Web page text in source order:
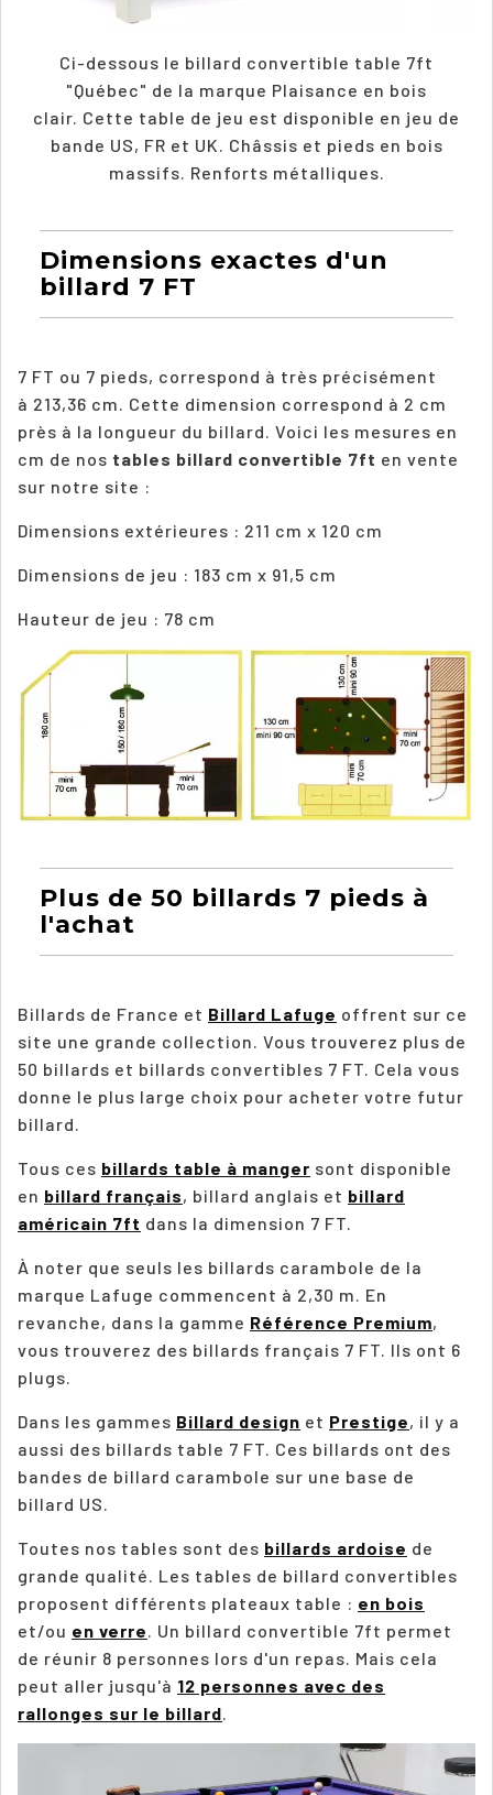
Ci-dessous le billard convertible table 7ft
"Québec" de la marque Plaisance en bois
clair. Cette table de jeu est disponible en jeu de
bande US, FR et UK. Châssis et pieds en bois
massifs. Renforts métalliques.
Dimensions exactes d'un
billard 7 FT
7 FT ou 7 pieds, correspond à très précisément
à 213,36 cm. Cette dimension correspond à 2 cm
près à la longueur du billard. Voici les mesures en
cm de nos tables billard convertible 7ft en vente
sur notre site :
Dimensions extérieures : 211 cm x 120 cm
Dimensions de jeu : 183 cm x 91,5 cm
Hauteur de jeu : 78 cm
Plus de 50 billards 7 pieds à
l'achat
Billards de France et Billard Lafuge offrent sur ce
site une grande collection. Vous trouverez plus de
50 billards et billards convertibles 7 FT. Cela vous
donne le plus large choix pour acheter votre futur
billard.
Tous ces billards table à manger sont disponible
en billard français, billard anglais et billard
américain 7ft dans la dimension 7 FT.
À noter que seuls les billards carambole de la
marque Lafuge commencent à 2,30 m. En
revanche, dans la gamme Référence Premium,
vous trouverez des billards français 7 FT. Ils ont 6
plugs.
Dans les gammes Billard design et Prestige, il y a
aussi des billards table 7 FT. Ces billards ont des
bandes de billard carambole sur une base de
billard US.
Toutes nos tables sont des billards ardoise de
grande qualité. Les tables de billard convertibles
proposent différents plateaux table : en bois
et/ou en verre. Un billard convertible 7ft permet
de réunir 8 personnes lors d'un repas. Mais cela
peut aller jusqu'à 12 personnes avec des
rallonges sur le billard.